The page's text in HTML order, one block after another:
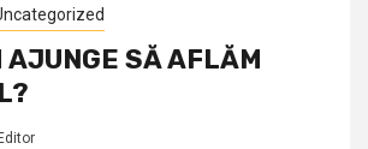
AJUNGE SĂ AFLĂM
Editor